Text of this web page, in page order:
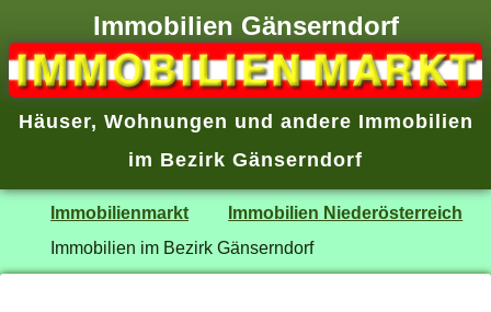
Immobilien Gänserndorf
Häuser, Wohnungen und andere Immobilien
im Bezirk Gänserndorf
Immobilienmarkt
Immobilien Niederösterreich
Immobilien im Bezirk Gänserndorf